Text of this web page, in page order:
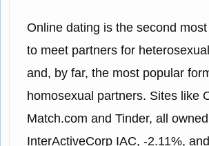
Online dating is the second
to meet partners for
and, by far, the most popular
homosexual partners. Sites like
Match.com and Tinder, all
InterActiveCorp IAC, -2.11%,